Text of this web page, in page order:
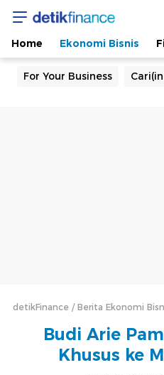
Home Ekonomi Bisnis
For Your Business
detikFinance Berita Ekonomi
Budi Arie
Khusus ke